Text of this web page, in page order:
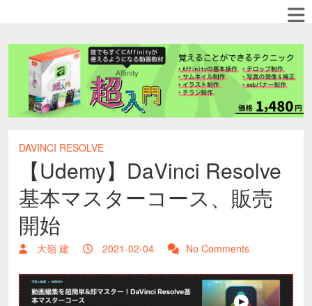
DAVINCI RESOLVE
【Udemy】DaVinci Resolve
基本マスターコース、販売
開始
大嶺 建 2021-02-04 No Comments